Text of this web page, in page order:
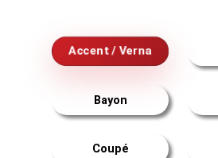
Accent / Verna
Bayon
Coupé